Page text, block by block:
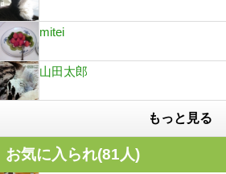
mitei
山田太郎
もっと見る
お気に入られ(81人)